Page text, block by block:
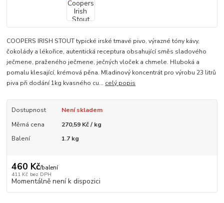
COOPERS IRISH STOUT typické irské tmavé pivo, výrazné tóny kávy,
čokolády a lékořice, autentická receptura obsahující směs sladového
ječmene, praženého ječmene, ječných vloček a chmele. Hluboká a
pomalu klesající, krémová pěna. Mladinový koncentrát pro výrobu 23 litrů
piva při dodání 1kg kvasného cu... celý popis
Dostupnost
Není skladem
Měrná cena
270,59 Kč / kg
Balení
1.7 kg
460 Kč/balení
411 Kč bez DPH
Momentálně není k dispozici